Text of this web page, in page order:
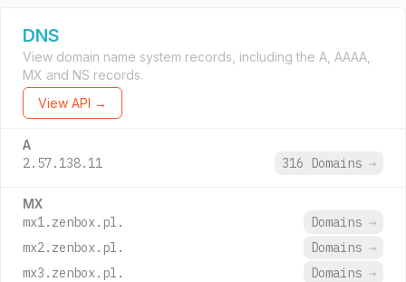
DNS
View domain name system records, including the A, AAAA,
MX and NS records.
View API →
A
2.57.138.11 316 Domains →
MX
mx1.zenbox.pl. Domains →
mx2.zenbox.pl.
Domains →
mx3.zenbox.pl.
Domains →